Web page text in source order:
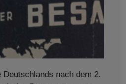
Deutschlands nach dem 2.